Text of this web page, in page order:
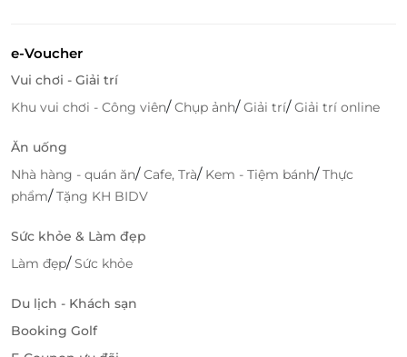
Dịch vụ chuyên nghiệp – Tận tâm từng chi tiết
Meliá Vinpearl Thanh Hóa được đánh giá cao bởi:
e-Voucher
Vui chơi - Giải trí
Khu vui chơi - Công viên/Chụp ảnh/Giải trí/Giải trí online
Ăn uống
Nhà hàng - quán ăn/Cafe, Trà/ Kem - Tiệm bánh/Thực
phẩm/Tặng KH BIDV
Sức khỏe & Làm đẹp
Làm đẹp/Sức khỏe
Du lịch - Khách sạn
Booking Golf